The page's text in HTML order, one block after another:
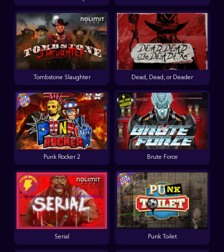
Dead, Dead, or Deader
Brute Force
Tombstone Slaughter
Punk Rocker 2
Serial Punk Toilet